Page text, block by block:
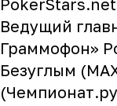
Ведущий
Граммофон»
Безуглым